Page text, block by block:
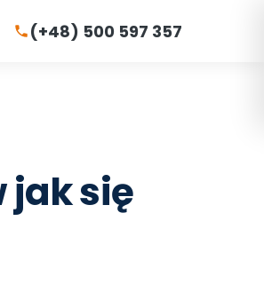
(+48) 500 597 357
jak się